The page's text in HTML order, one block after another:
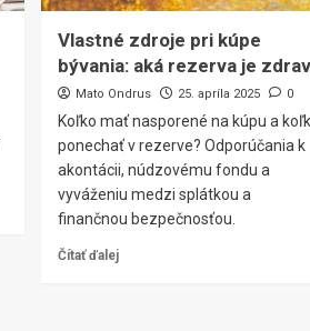
Vlastné zdroje pri kúpe
bývania: aká rezerva je
Mato Ondrus 25. apríla 2025 0
Koľko mať nasporené na kúpu a
ponechať v rezerve? Odporúčania k
akontácii, núdzovému fondu a
vyváženiu medzi splátkou a
finančnou bezpečnosťou.
Čítať ďalej